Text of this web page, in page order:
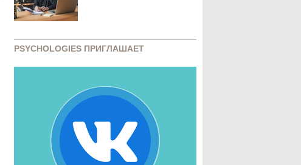
PSYCHOLOGIES ПРИГЛАШАЕТ